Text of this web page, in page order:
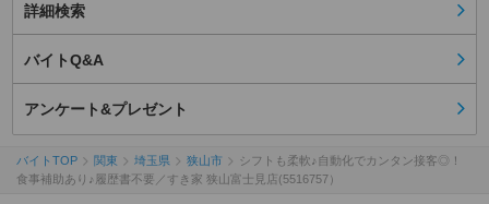
詳細検索
バイトQ&A
アンケート&プレゼント
バイトTOP 関東 埼玉県 狭山市
シフトも柔軟♪自動化でカンタン接客◎！
食事補助あり♪履歴書不要／すき家 狭山富士見店(5516757）